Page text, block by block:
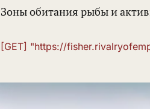
Зоны обитания рыбы и
[GET] "https://